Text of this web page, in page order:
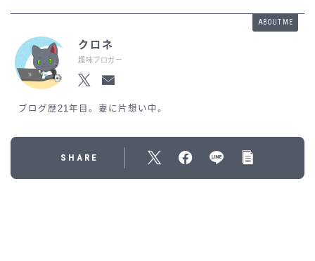
ABOUT ME
クロネ
趣味ブロガー
ブログ歴21年目。妻に片想い中。
SHARE